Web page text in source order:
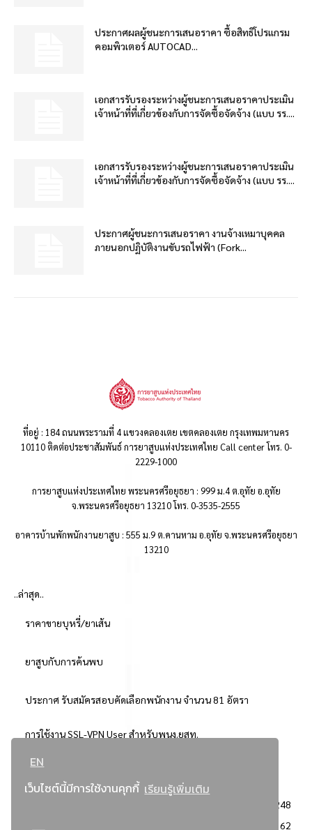
EN
เว็บไซต์นี้มีการใช้งานคุกกี้ เรียนรู้เพิ่มเติม
ประกาศผลผู้ชนะการเสนอราคา ซื้อสิทธิโปรแกรม
คอมพิวเตอร์ AUTOCAD...
เอกสารรับรองระหว่างผู้ชนะการเสนอราคาประเมิน
เจ้าหน้าที่ที่เกี่ยวข้องกับการจัดซื้อจัดจ้าง (แบบ รร....
เอกสารรับรองระหว่างผู้ชนะการเสนอราคาประเมิน
เจ้าหน้าที่ที่เกี่ยวข้องกับการจัดซื้อจัดจ้าง (แบบ รร....
ประกาศผู้ชนะการเสนอราคา งานจ้างเหมาบุคคล
ภายนอกปฏิบัติงานขับรถไฟฟ้า (Fork...
ที่อยู่ : 184 ถนนพระรามที่ 4 แขวงคลองเตย เขตคลองเตย กรุงเทพมหานคร
10110 ติดต่อประชาสัมพันธ์ การยาสูบแห่งประเทศไทย Call center โทร. 0-
2229-1000
การยาสูบแห่งประเทศไทย พระนครศรีอยุธยา : 999 ม.4 ต.อุทัย อ.อุทัย
จ.พระนครศรีอยุธยา 13210 โทร. 0-3535-2555
อาคารบ้านพักพนักงานยาสูบ : 555 ม.9 ต.คานหาม อ.อุทัย จ.พระนครศรีอยุธยา
13210
..ล่าสุด..
ราคาขายบุหรี่/ยาเส้น
ยาสูบกับการค้นพบ
ประกาศ รับสมัครสอบคัดเลือกพนักงาน จำนวน 81 อัตรา
การใช้งาน SSL-VPN User สำหรับพนง.ยสท.
..ยอดนิยม..
3248
2362